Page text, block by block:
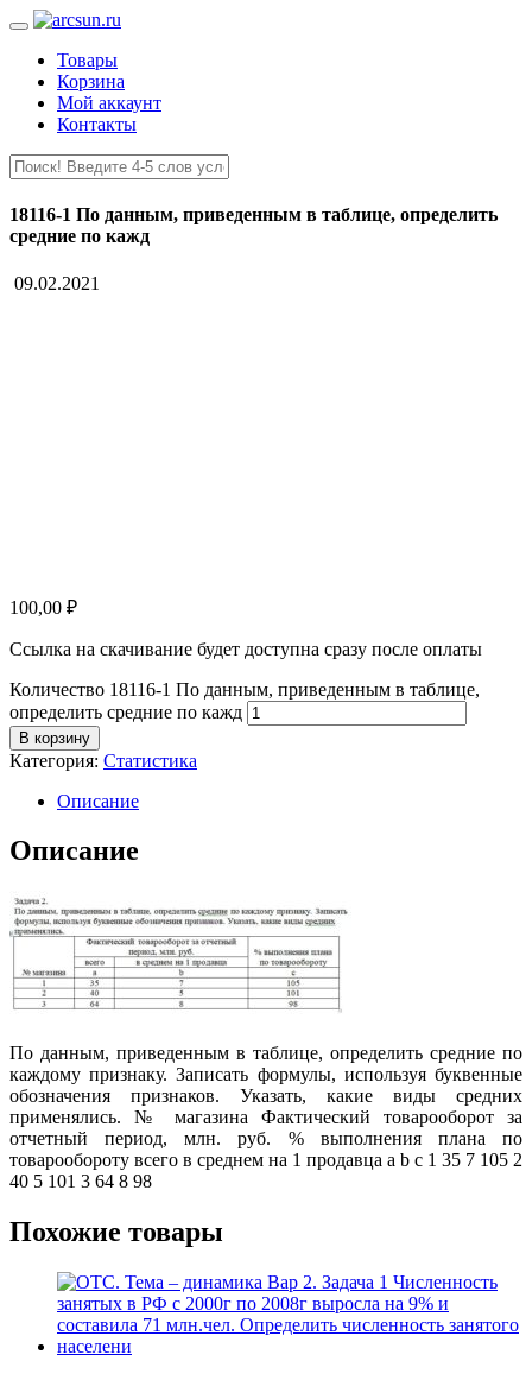
Товары
Корзина
Мой аккаунт
Контакты
18116-1 По данным, приведенным в таблице, определить
средние по кажд
09.02.2021
100,00 ₽
Ссылка на скачивание будет доступна сразу после оплаты
Количество 18116-1 По данным, приведенным в таблице,
определить средние по кажд
В корзину
Категория: Статистика
Описание
Описание
По данным, приведенным в таблице, определить средние по
каждому признаку. Записать формулы, используя буквенные
обозначения признаков. Указать, какие виды средних
применялись. № магазина Фактический товарооборот за
отчетный период, млн. руб. % выполнения плана по
товарообороту всего в среднем на 1 продавца a b c 1 35 7 105 2
40 5 101 3 64 8 98
Похожие товары